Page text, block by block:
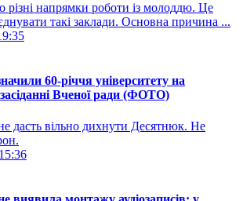
різні напрямки роботи із молоддю. Це
такі заклади. Основна причина ...
60-річчя університету на
Вченої ради (ФОТО)
дасть вільно дихнути Десятнюк. Не